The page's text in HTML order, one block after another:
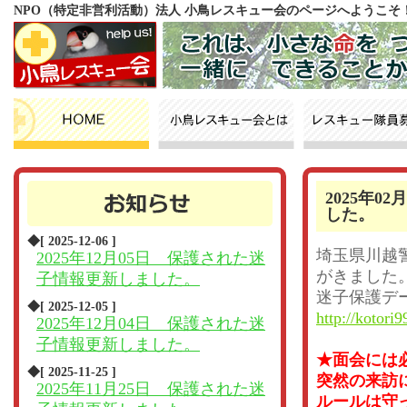
NPO（特定非営利活動）法人 小鳥レスキュー会のページへようこそ
◆[ 2025-12-06 ]
2025年12月05日 保護された迷
子情報更新しました。
◆[ 2025-12-05 ]
2025年12月04日 保護された迷
子情報更新しました。
◆[ 2025-11-25 ]
2025年11月25日 保護された迷
2025年02
した。
埼玉県川越
がきました
迷子保護デ
http://
★面会には
突然の来訪
ルールは守